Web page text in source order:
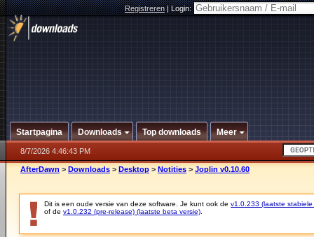
Registreren|Login:
Startpagina Downloads Top downloads Meer
8/7/2026 4:46:43 PM
AfterDawn > Downloads > Desktop > Notities > Joplin v0.10.60
Dit is een oude versie van deze software. Je kunt ook de v1.0.233 (laatste stabiele
of de v1.0.232 (pre-release) (laatste beta versie)